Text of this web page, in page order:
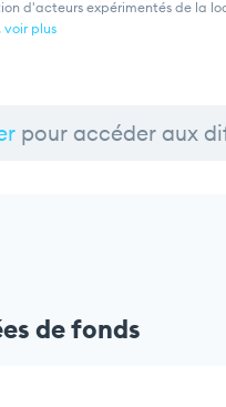
d'acteurs expérimentés de la
voir plus
pour accéder aux
de fonds